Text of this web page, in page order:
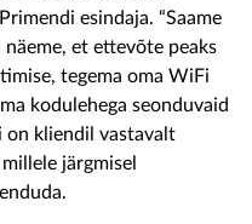
esindaja. “Saame
et ettevõte peaks
tegema oma WiFi
kodulehega seonduvaid
on kliendil vastavalt
järgmisel